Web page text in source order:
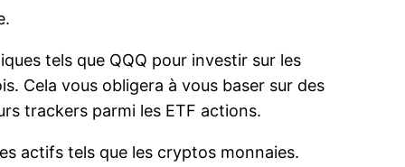
tels que QQQ pour investir sur les
Cela vous obligera à vous baser sur des
trackers parmi les ETF actions.
actifs tels que les cryptos monnaies.